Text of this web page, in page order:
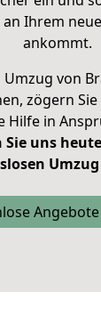
Ihrem
ankommt.
Umzug von
zögern
Hilfe in
uns heute
Umzug